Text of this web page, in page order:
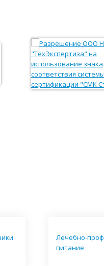
Лечебно-
питание